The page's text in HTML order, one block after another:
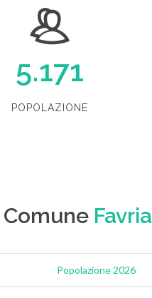
5.171
POPOLAZIONE
Favria
Popolazione 2026